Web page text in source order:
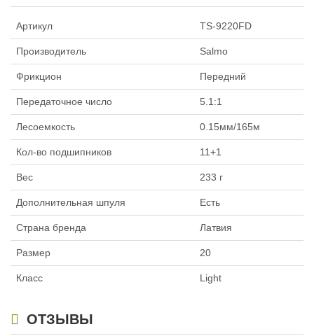
Артикул TS-9220FD
Производитель Salmo
Фрикцион Передний
Передаточное число 5.1:1
Лесоемкость 0.15мм/165м
Кол-во подшипников 11+1
Вес 233 г
Дополнительная шпуля Есть
Страна бренда Латвия
Размер 20
Класс Light
ОТЗЫВЫ